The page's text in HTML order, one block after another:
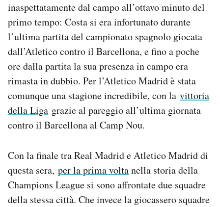
inaspettatamente dal campo all’ottavo minuto del
primo tempo: Costa si era infortunato durante
l’ultima partita del campionato spagnolo giocata
dall’Atletico contro il Barcellona, e fino a poche
ore dalla partita la sua presenza in campo era
rimasta in dubbio. Per l’Atletico Madrid è stata
comunque una stagione incredibile, con la vittoria
della Liga grazie al pareggio all’ultima giornata
contro il Barcellona al Camp Nou.
Con la finale tra Real Madrid e Atletico Madrid di
questa sera, per la prima voltanella storia della
Champions League si sono affrontate due squadre
della stessa città. Che invece la giocassero squadre